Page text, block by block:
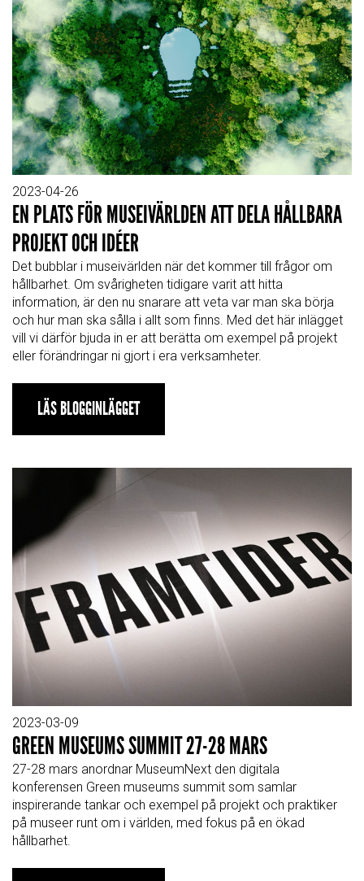
2023-04-26
EN PLATS FÖR MUSEIVÄRLDEN ATT DELA HÅLLBARA
PROJEKT OCH IDÉER
Det bubblar i museivärlden när det kommer till frågor om
hållbarhet. Om svårigheten tidigare varit att hitta
information, är den nu snarare att veta var man ska börja
och hur man ska sålla i allt som finns. Med det här inlägget
vill vi därför bjuda in er att berätta om exempel på projekt
eller förändringar ni gjort i era verksamheter.
LÄS BLOGGINLÄGGET
2023-03-09
GREEN MUSEUMS SUMMIT 27-28 MARS
27-28 mars anordnar MuseumNext den digitala
konferensen Green museums summit som samlar
inspirerande tankar och exempel på projekt och praktiker
på museer runt om i världen, med fokus på en ökad
hållbarhet.